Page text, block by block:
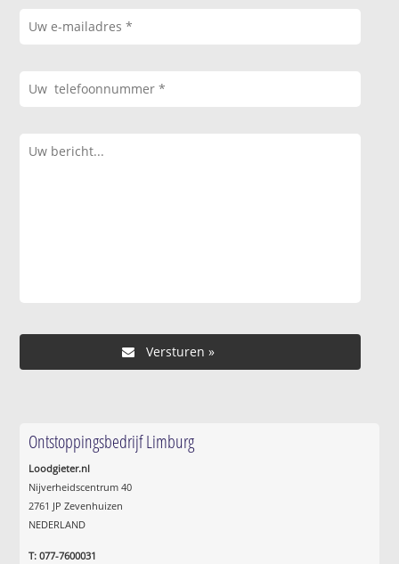
Ontstoppingsbedrijf Limburg
Loodgieter.nl
Nijverheidscentrum 40
2761 JP Zevenhuizen
NEDERLAND
T: 077-7600031